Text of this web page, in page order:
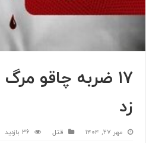
۱۷ ضربه چاقو
زد
مهر ۲۷, ۱۴۰۴ قتل 36 بازدید